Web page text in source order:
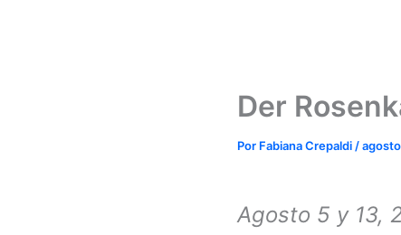
Der
Por Fabiana Crepaldi /
Agosto 5 y 13,